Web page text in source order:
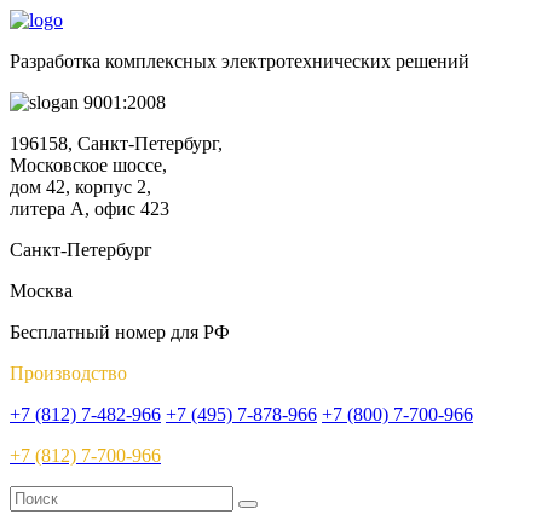
Разработка комплексных электротехнических решений
9001:2008
196158, Санкт-Петербург,
Московское шоссе,
дом 42, корпус 2,
литера А, офис 423
Санкт-Петербург
Москва
Бесплатный номер для РФ
Производство
+7 (812) 7-482-966 +7 (495) 7-878-966 +7 (800) 7-700-966
+7 (812) 7-700-966